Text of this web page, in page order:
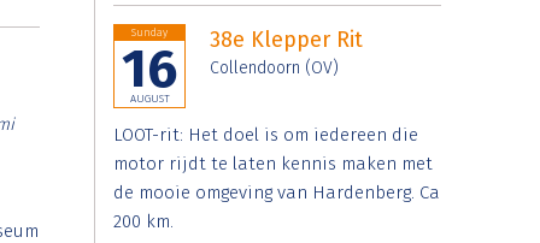
Sunday
16
AUGUST
38e Klepper Rit
Collendoorn (OV)
LOOT-rit: Het doel is om iedereen die
motor rijdt te laten kennis maken met
de mooie omgeving van Hardenberg. Ca
200 km.